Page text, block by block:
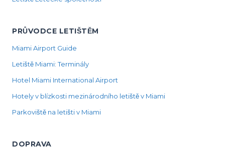
PRŮVODCE LETIŠTĚM
Miami Airport Guide
Letiště Miami: Terminály
Hotel Miami International Airport
Hotely v blízkosti mezinárodního letiště v Miami
Parkoviště na letišti v Miami
DOPRAVA